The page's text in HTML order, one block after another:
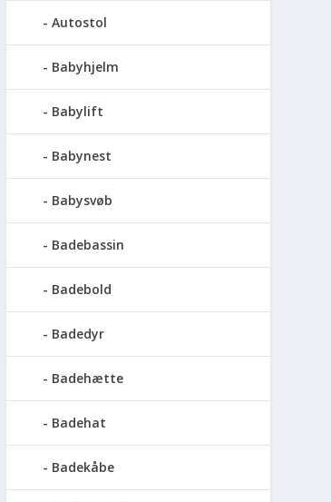
Autostol
Babyhjelm
Babylift
Babynest
Babysvøb
Badebassin
Badebold
Badedyr
Badehætte
Badehat
Badekåbe